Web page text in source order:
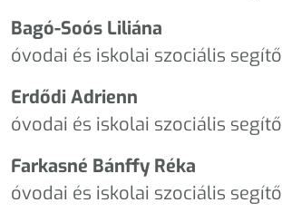
Bagó-Soós Liliána
óvodai és iskolai szociális segítő
Erdődi Adrienn
óvodai és iskolai szociális segítő
Farkasné Bánffy Réka
óvodai és iskolai szociális segítő